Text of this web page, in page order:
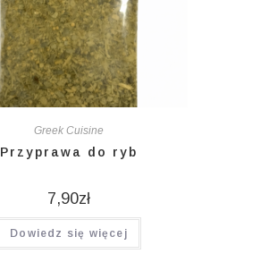
Greek Cuisine
Przyprawa do ryb
7,90zł
Dowiedz się więcej